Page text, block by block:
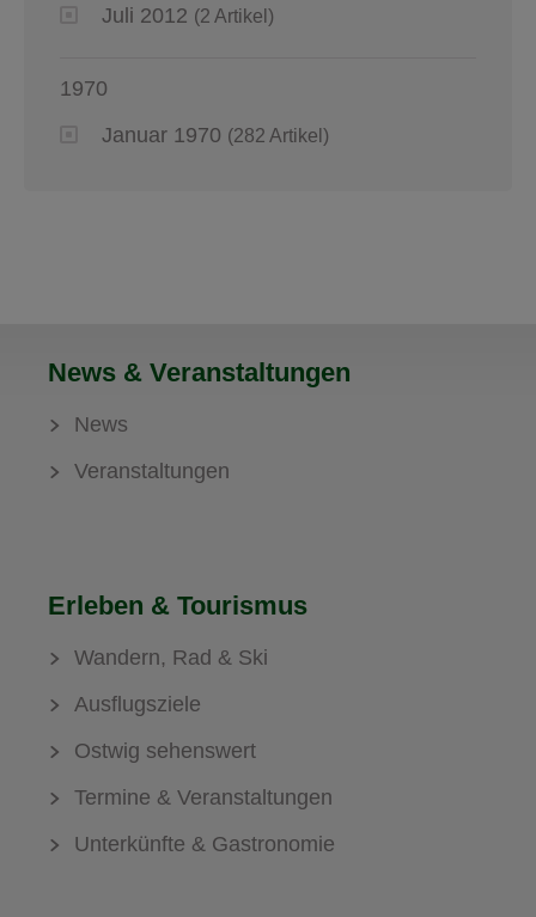
Juli 2012 (2 Artikel)
1970
Januar 1970 (282 Artikel)
News & Veranstaltungen
News
Veranstaltungen
Erleben & Tourismus
Wandern, Rad & Ski
Ausflugsziele
Ostwig sehenswert
Termine & Veranstaltungen
Unterkünfte & Gastronomie